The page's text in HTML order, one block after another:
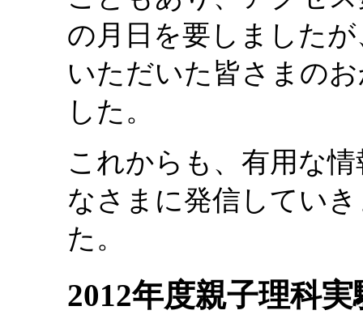
の月日を要しました
いただいた皆さまの
した。
これからも、有用な
なさまに発信してい
た。
2012年度親子理科